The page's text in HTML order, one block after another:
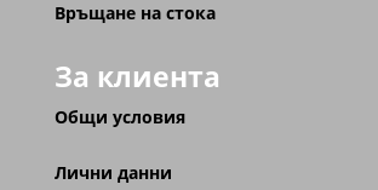
Връщане на стока
За клиента
Общи условия
Лични данни